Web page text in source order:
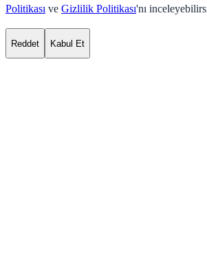
Politikası ve Gizlilik Politikası'nı
Reddet Kabul Et